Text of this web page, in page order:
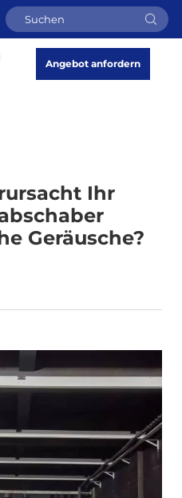
Angebot anfordern
Ihr
Geräusche?